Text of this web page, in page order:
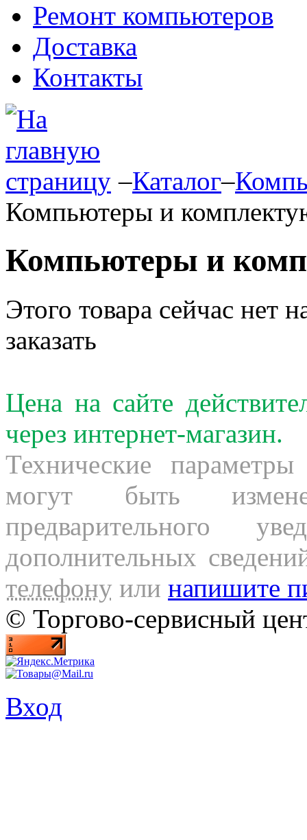
Ремонт компьютеров
Доставка
Контакты
–Каталог–
Компьютеры и
Компьютеры и
Этого товара сейчас нет
заказать
Цена на сайте
через интернет-магазин.
Технические
могут быть
предварительного
дополнительных
телефону или напишите
© Торгово-сервисный
Вход